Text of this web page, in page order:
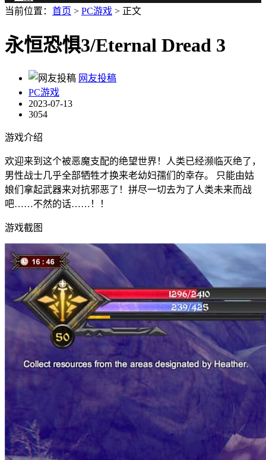
当前位置： 首页 > PC游戏 > 正文
永恒恐惧3/Eternal Dread 3
网友投稿
PC游戏
2023-07-13
3054
游戏介绍
欢迎来到这个被恶魔支配的绝望世界！人类已经濒临灭绝了，
男性战士几乎全部牺牲才换来老幼妇孺们的幸存。 只能由姑
娘们拿起武器来对抗邪恶了！拼尽一切去为了人类未来而战
吧……不然的话……！！
游戏截图